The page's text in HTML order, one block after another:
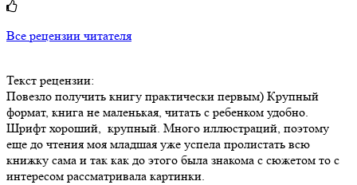
Все рецензии читателя
Текст рецензии:
Повезло получить книгу практически первым) Крупный
формат, книга не маленькая, читать с ребенком удобно.
Шрифт хороший, крупный. Много иллюстраций, поэтому
еще до чтения моя младшая уже успела пролистать всю
книжку сама и так как до этого была знакома с сюжетом то с
интересом рассматривала картинки.